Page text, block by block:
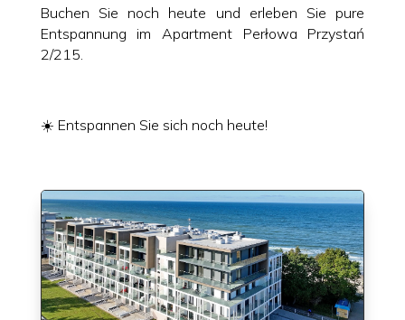
Buchen Sie noch heute und erleben Sie pure
Entspannung im Apartment Perłowa Przystań
2/215.
☀️ Entspannen Sie sich noch heute!